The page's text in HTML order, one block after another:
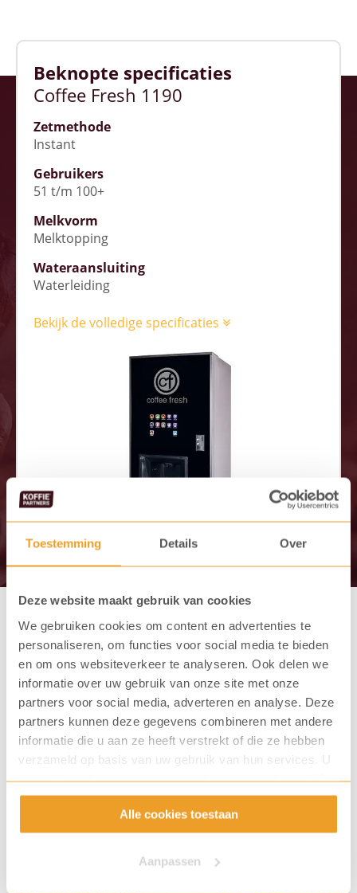
Toestemming Details Over
Deze website maakt gebruik van cookies
We gebruiken cookies om content en advertenties te
personaliseren, om functies voor social media te bieden
en om ons websiteverkeer te analyseren. Ook delen we
informatie over uw gebruik van onze site met onze
partners voor social media, adverteren en analyse. Deze
partners kunnen deze gegevens combineren met andere
informatie die u aan ze heeft verstrekt of die ze hebben
verzameld op basis van uw gebruik van hun services. U
gaat akkoord met onze cookies als u onze website blijft
gebruiken.
Alle cookies toestaan
Aanpassen
Beknopte specificaties
Coffee Fresh 1190
Zetmethode
Instant
Gebruikers
51 t/m 100+
Melkvorm
Melktopping
Wateraansluiting
Waterleiding
Bekijk de volledige specificaties
Combineer met deze koffie